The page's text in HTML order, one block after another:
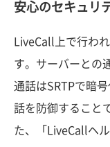
安心のセキュリ
LiveCall上で行わ
す。サーバーとの
通話はSRTPで暗
話を防御すること
た、「LiveCallヘ